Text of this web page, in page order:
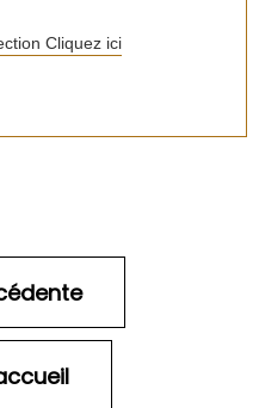
Cliquez ici